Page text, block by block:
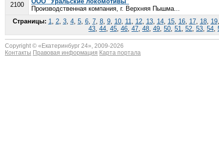
2100
Производственная компания, г. Верхняя Пышма...
Страницы: 1, 2, 3, 4, 5, 6, 7, 8, 9, 10, 11, 12, 13, 14, 15, 16, 17, 18, 19
43, 44, 45, 46, 47, 48, 49, 50, 51, 52, 53, 54,
Copyright © « Екатеринбург 24», 2009-2026
Контакты Правовая информация Карта портала